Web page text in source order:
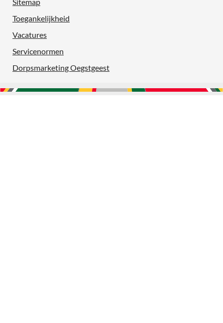
Toegankelijkheid
Vacatures
Servicenormen
Dorpsmarketing Oegstgeest